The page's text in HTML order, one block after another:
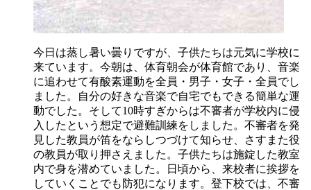
今日は蒸し暑い曇りですが、子供たちは元気に学校に
来ています。今朝は、体育朝会が体育館であり、音楽
に追わせて有酸素運動を全員・男子・女子・全員でし
ました。自分の好きな音楽で自宅でもできる簡単な運
動でした。そして10時すぎからは不審者が学校内に侵
入したという想定で避難訓練をしました。不審者を発
見した教員が笛をならしつづけて知らせ、さすまた役
の教員が取り押さえました。子供たちは施錠した教室
内で身を潜めていました。日頃から、来校者に挨拶を
していくことでも防犯になります。登下校では、不審